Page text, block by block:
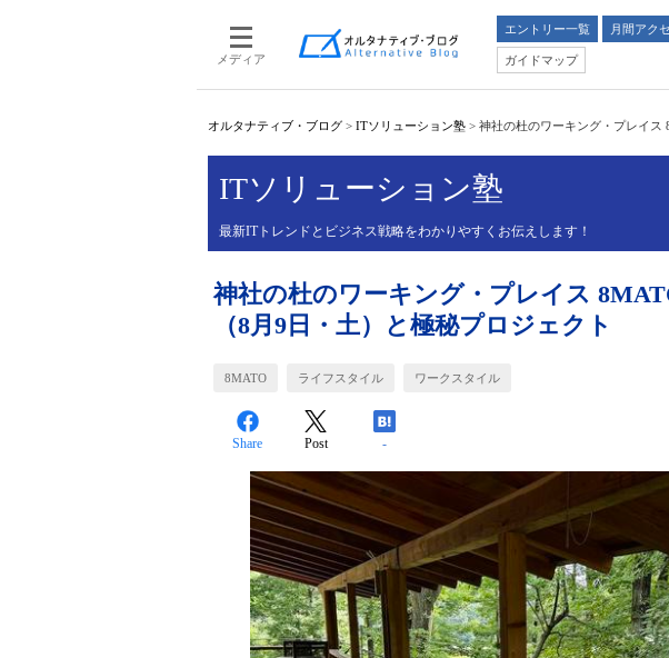
メディア
エントリー一覧 月間アク
ガイドマップ
オルタナティブ・ブログ > ITソリューション塾 > 神社の杜のワーキング・プレイス
ITソリューション塾
最新ITトレンドとビジネス戦略をわかりやすくお伝えします！
神社の杜のワーキング・プレイス
（8月9日・土）と極秘プロジェクト
8MATO ライフスタイル ワークスタイル
Share Post -